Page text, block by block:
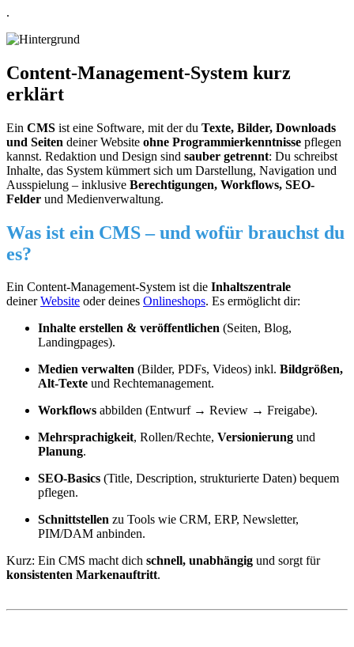
.
Content-Management-System kurz
erklärt
Ein CMS ist eine Software, mit der du Texte, Bilder, Downloads
und Seiten deiner Website ohne Programmierkenntnisse pflegen
kannst. Redaktion und Design sind sauber getrennt: Du schreibst
Inhalte, das System kümmert sich um Darstellung, Navigation und
Ausspielung – inklusive Berechtigungen, Workflows, SEO-
Felder und Medienverwaltung.
Was ist ein CMS – und wofür brauchst du
es?
Ein Content-Management-System ist die Inhaltszentrale
deinerWebsite oder deines Onlineshops. Es ermöglicht dir:
Inhalte erstellen & veröffentlichen (Seiten, Blog,
Landingpages).
Medien verwalten (Bilder, PDFs, Videos) inkl. Bildgrößen,
Alt-Texte und Rechtemanagement.
Workflows abbilden (Entwurf → Review → Freigabe).
Mehrsprachigkeit, Rollen/Rechte, Versionierung und
Planung.
SEO-Basics (Title, Description, strukturierte Daten) bequem
pflegen.
Schnittstellen zu Tools wie CRM, ERP, Newsletter,
PIM/DAM anbinden.
Kurz: Ein CMS macht dich schnell, unabhängig und sorgt für
konsistenten Markenauftritt.